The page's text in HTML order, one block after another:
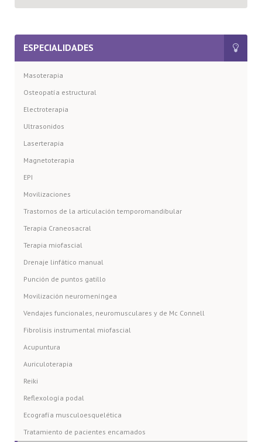
ESPECIALIDADES
Masoterapia
Osteopatía estructural
Electroterapia
Ultrasonidos
Laserterapia
Magnetoterapia
EPI
Movilizaciones
Trastornos de la articulación temporomandibular
Terapia Craneosacral
Terapia miofascial
Drenaje linfático manual
Punción de puntos gatillo
Movilización neuromeníngea
Vendajes funcionales, neuromusculares y de Mc Connell
Fibrolisis instrumental miofascial
Acupuntura
Auriculoterapia
Reiki
Reflexología podal
Ecografía musculoesquelética
Tratamiento de pacientes encamados